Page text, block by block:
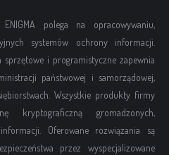
ENIGMA polega na opracowywaniu,
systemów ochrony informacji.
sprzętowe i programistyczne zapewnia
państwowej i samorządowej,
Wszystkie produkty firmy
kryptograficzną gromadzonych,
Oferowane rozwiązania są
przez wyspecjalizowane